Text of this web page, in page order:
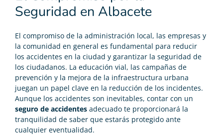
Seguridad en Albacete
El compromiso de la administración local, las empresas y
la comunidad en general es fundamental para reducir
los accidentes en la ciudad y garantizar la seguridad de
los ciudadanos. La educación vial, las campañas de
prevención y la mejora de la infraestructura urbana
juegan un papel clave en la reducción de los incidentes.
Aunque los accidentes son inevitables, contar con un
seguro de accidentes adecuado te proporcionará la
tranquilidad de saber que estarás protegido ante
cualquier eventualidad.